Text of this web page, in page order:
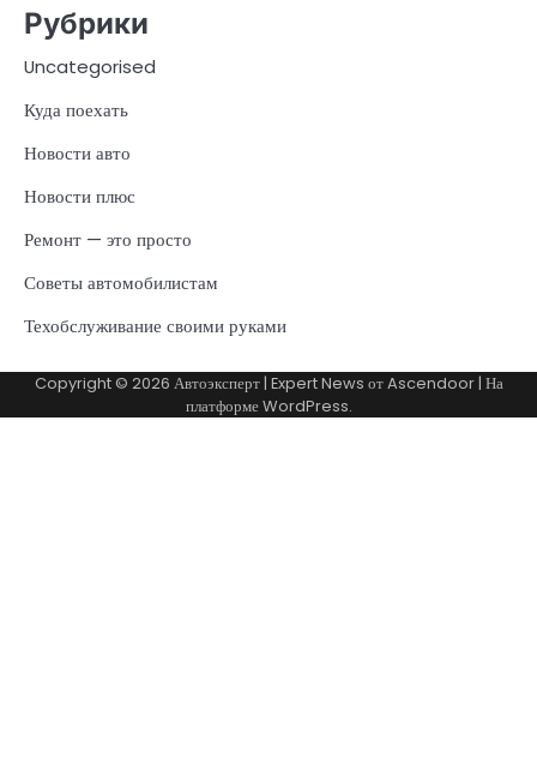
Рубрики
Uncategorised
Куда поехать
Новости авто
Новости плюс
Ремонт — это просто
Советы автомобилистам
Техобслуживание своими руками
Copyright © 2026 Автоэксперт| Expert News отAscendoor| На
платформеWordPress.